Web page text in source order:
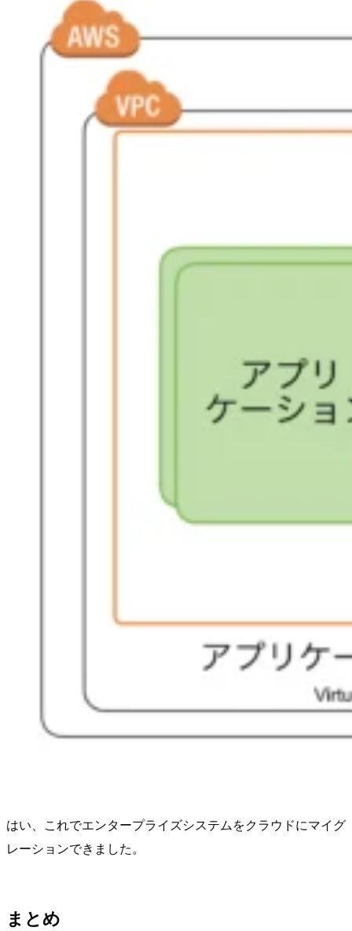
はい、これでエンタープライズシステムをクラウドにマイグ
レーションできました。
まとめ